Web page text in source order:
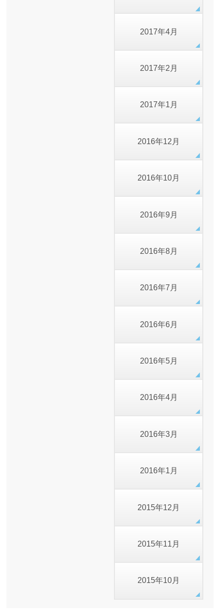
2017年4月
2017年2月
2017年1月
2016年12月
2016年10月
2016年9月
2016年8月
2016年7月
2016年6月
2016年5月
2016年4月
2016年3月
2016年1月
2015年12月
2015年11月
2015年10月